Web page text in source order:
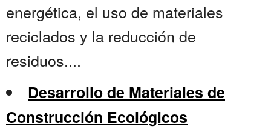
energética, el uso de materiales
reciclados y la reducción de
residuos....
Desarrollo de Materiales de
Construcción Ecológicos